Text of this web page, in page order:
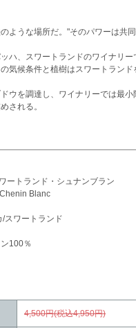
ような場所だ。"そのパワーは共
ハ、スワートランドのワイナリ
気候条件と植樹はスワートランド
ウを調達し、ワイナリーでは最
される。
ートランド・シュナンブラン
Blanc
スワートランド
100％
4,500円(税込4,950円)